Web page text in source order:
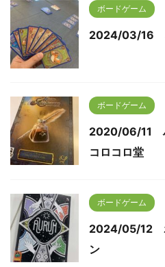
ボードゲーム
2024/03/16
ボードゲーム
2020/06/11
コロコロ堂
ボードゲーム
2024/05/12
ン